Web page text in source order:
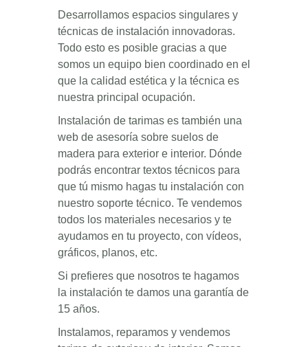
Desarrollamos espacios singulares y
técnicas de instalación innovadoras.
Todo esto es posible gracias a que
somos un equipo bien coordinado en el
que la calidad estética y la técnica es
nuestra principal ocupación.
Instalación de tarimas es también una
web de asesoría sobre suelos de
madera para exterior e interior. Dónde
podrás encontrar textos técnicos para
que tú mismo hagas tu instalación con
nuestro soporte técnico. Te vendemos
todos los materiales necesarios y te
ayudamos en tu proyecto, con vídeos,
gráficos, planos, etc.
Si prefieres que nosotros te hagamos
la instalación te damos una garantía de
15 años.
Instalamos, reparamos y vendemos